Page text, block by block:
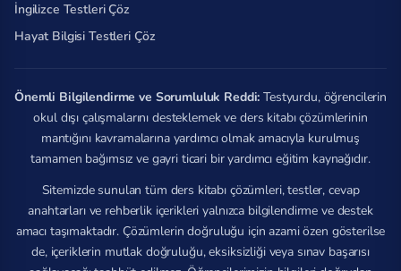
İngilizce Testleri Çöz
Hayat Bilgisi Testleri Çöz
Önemli Bilgilendirme ve Sorumluluk Reddi: Testyurdu, öğrencilerin
okul dışı çalışmalarını desteklemek ve ders kitabı çözümlerinin
mantığını kavramalarına yardımcı olmak amacıyla kurulmuş
tamamen bağımsız ve gayri ticari bir yardımcı eğitim kaynağıdır.
Sitemizde sunulan tüm ders kitabı çözümleri, testler, cevap
anahtarları ve rehberlik içerikleri yalnızca bilgilendirme ve destek
amacı taşımaktadır. Çözümlerin doğruluğu için azami özen gösterilse
de, içeriklerin mutlak doğruluğu, eksiksizliği veya sınav başarısı